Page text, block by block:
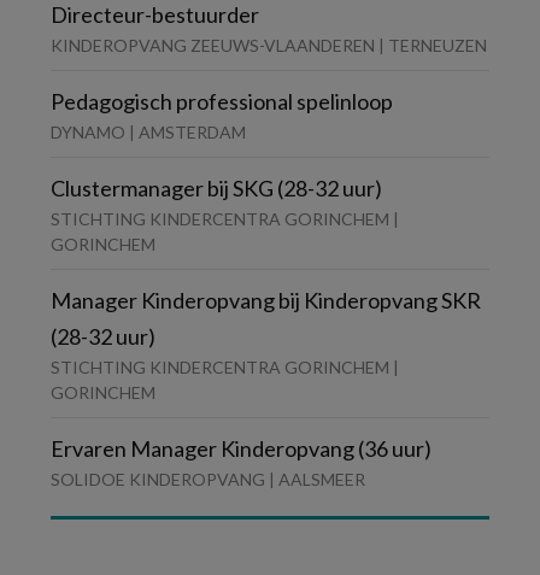
Directeur-bestuurder
KINDEROPVANG ZEEUWS-VLAANDEREN | TERNEUZEN
Pedagogisch professional spelinloop
DYNAMO | AMSTERDAM
Clustermanager bij SKG (28-32 uur)
STICHTING KINDERCENTRA GORINCHEM |
GORINCHEM
Manager Kinderopvang bij Kinderopvang SKR
(28-32 uur)
STICHTING KINDERCENTRA GORINCHEM |
GORINCHEM
Ervaren Manager Kinderopvang (36 uur)
SOLIDOE KINDEROPVANG | AALSMEER